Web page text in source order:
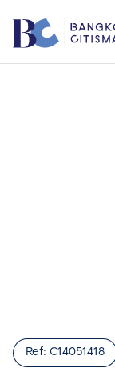
Ref: C14051418